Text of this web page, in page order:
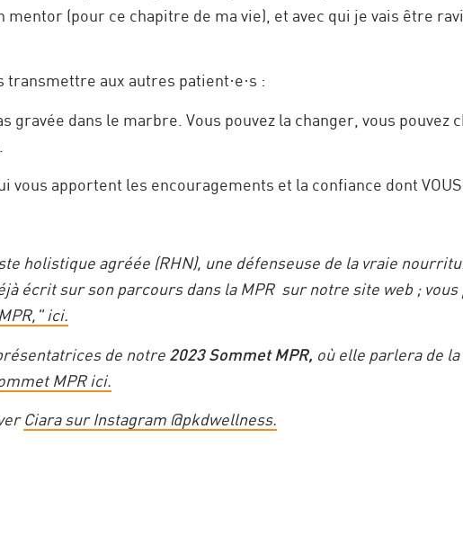
mentor (pour ce chapitre de ma vie), et avec qui je vais être
transmettre aux autres patient·e·s :
gravée dans le marbre. Vous pouvez la changer, vous pouvez
vous apportent les encouragements et la confiance dont
holistique agréée (RHN), une défenseuse de la vraie
écrit sur son parcours dans la MPR sur notre site web ;
ici.
de notre 2023 Sommet MPR, où elle parlera de
MPR ici.
Ciara sur Instagram @pkdwellness.